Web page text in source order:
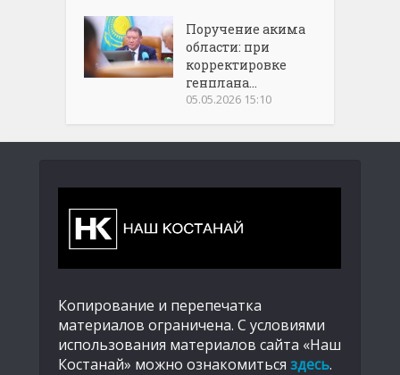
Поручение акима
области: при
корректировке
генплана...
05.05.2026 15:10
Копирование и перепечатка
материалов ограничена. С условиями
использования материалов сайта «Наш
Костанай» можно ознакомиться здесь.